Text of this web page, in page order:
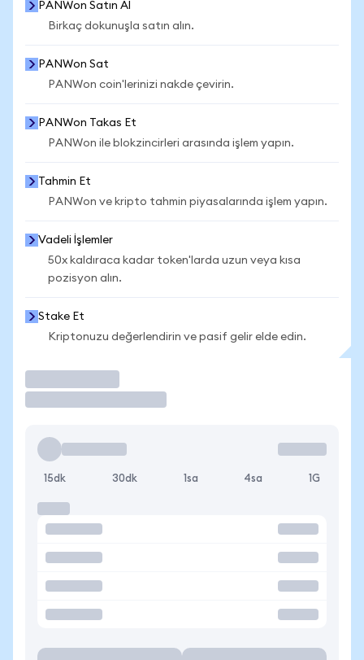
PANWon Satın Al
Birkaç dokunuşla satın alın.
PANWon Sat
PANWon coin'lerinizi nakde çevirin.
PANWon Takas Et
PANWon ile blokzincirleri arasında işlem yapın.
Tahmin Et
PANWon ve kripto tahmin piyasalarında işlem yapın.
Vadeli İşlemler
50x kaldıraca kadar token'larda uzun veya kısa
pozisyon alın.
Stake Et
Kriptonuzu değerlendirin ve pasif gelir elde edin.
15dk 30dk 1sa 4sa 1G